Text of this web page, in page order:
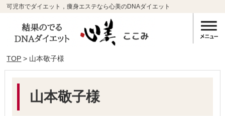
可児市でダイエット，痩身エステなら心美のDNAダイエット
TOP > 山本敬子様
山本敬子様